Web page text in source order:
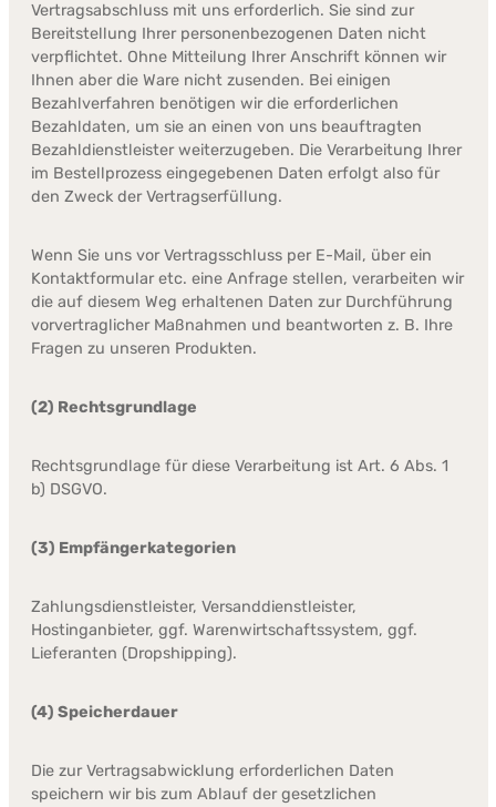
Vertragsabschluss mit uns erforderlich. Sie sind zur
Bereitstellung Ihrer personenbezogenen Daten nicht
verpflichtet. Ohne Mitteilung Ihrer Anschrift können wir
Ihnen aber die Ware nicht zusenden. Bei einigen
Bezahlverfahren benötigen wir die erforderlichen
Bezahldaten, um sie an einen von uns beauftragten
Bezahldienstleister weiterzugeben. Die Verarbeitung Ihrer
im Bestellprozess eingegebenen Daten erfolgt also für
den Zweck der Vertragserfüllung.
Wenn Sie uns vor Vertragsschluss per E-Mail, über ein
Kontaktformular etc. eine Anfrage stellen, verarbeiten wir
die auf diesem Weg erhaltenen Daten zur Durchführung
vorvertraglicher Maßnahmen und beantworten z. B. Ihre
Fragen zu unseren Produkten.
(2) Rechtsgrundlage
Rechtsgrundlage für diese Verarbeitung ist Art. 6 Abs. 1
b) DSGVO.
(3) Empfängerkategorien
Zahlungsdienstleister, Versanddienstleister,
Hostinganbieter, ggf. Warenwirtschaftssystem, ggf.
Lieferanten (Dropshipping).
(4) Speicherdauer
Die zur Vertragsabwicklung erforderlichen Daten
speichern wir bis zum Ablauf der gesetzlichen